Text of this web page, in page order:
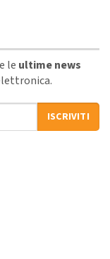
le ultime news
ISCRIVITI